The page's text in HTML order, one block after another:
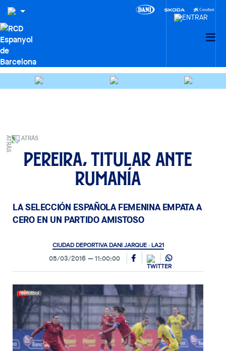
ATRÁS
Pereira, titular ante
Rumanía
LA SELECCIÓN ESPAÑOLA FEMENINA EMPATA A
CERO EN UN PARTIDO AMISTOSO
CIUDAD DEPORTIVA DANI JARQUE · LA21
05/03/2016 11:00:00